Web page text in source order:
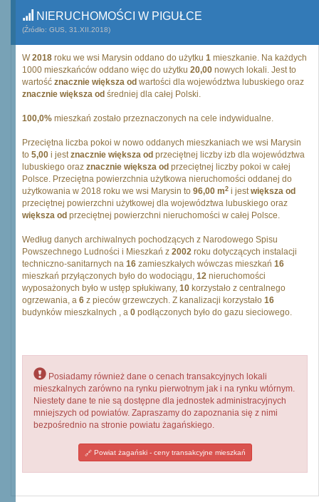
NIERUCHOMOŚCI W PIGUŁCE
(Źródło: GUS, 31.XII.2018)
W2018 roku we wsi Marysin oddano do użytku 1 mieszkanie. Na każdych
1000 mieszkańców oddano więc do użytku 20,00 nowych lokali. Jest to
wartość znacznie większa od wartości dla województwa lubuskiego oraz
znacznie większa od średniej dla całej Polski.
100,0% mieszkań zostało przeznaczonych na cele indywidualne.
Przeciętna liczba pokoi w nowo oddanych mieszkaniach we wsi Marysin
to 5,00 i jestznacznie większa od przeciętnej liczby izb dla województwa
lubuskiego oraz znacznie większa od przeciętnej liczby pokoi w całej
Polsce. Przeciętna powierzchnia użytkowa nieruchomości oddanej do
użytkowania w 2018 roku we wsi Marysin to 96,00 m2 i jestwiększa od
przeciętnej powierzchni użytkowej dla województwa lubuskiego oraz
większa od przeciętnej powierzchni nieruchomości w całej Polsce.
Według danych archiwalnych pochodzących z Narodowego Spisu
Powszechnego Ludności i Mieszkań z 2002 roku dotyczących instalacji
techniczno-sanitarnych na 16 zamieszkałych wówczas mieszkań 16
mieszkań przyłączonych było do wodociągu, 12 nieruchomości
wyposażonych było w ustęp spłukiwany, 10 korzystało z centralnego
ogrzewania, a 6 z pieców grzewczych. Z kanalizacji korzystało 16
budynków mieszkalnych , a 0 podłączonych było do gazu sieciowego.
Posiadamy również dane o cenach transakcyjnych lokali
mieszkalnych zarówno na rynku pierwotnym jak i na rynku wtórnym.
Niestety dane te nie są dostępne dla jednostek administracyjnych
mniejszych od powiatów. Zapraszamy do zapoznania się z nimi
bezpośrednio na stronie powiatu żagańskiego.
Powiat żagański - ceny transakcyjne mieszkań